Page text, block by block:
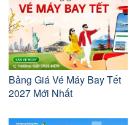
Bảng Giá Vé Máy Bay Tết
2027 Mới Nhất